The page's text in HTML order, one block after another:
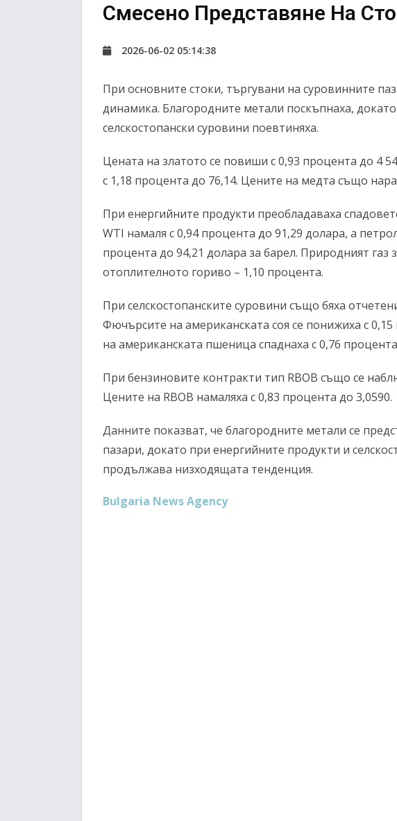
Смесено Представяне На
2026-06-02 05:14:38
При основните стоки, търгувани на суровинните
динамика. Благородните метали поскъпнаха,
селскостопански суровини поевтиняха.
Цената на златото се повиши с 0,93 процента до 4
с 1,18 процента до 76,14. Цените на медта също
При енергийните продукти преобладаваха
WTI намаля с 0,94 процента до 91,29 долара, а
процента до 94,21 долара за барел. Природният газ
отоплителното гориво – 1,10 процента.
При селскостопанските суровини също бяха
Фючърсите на американската соя се понижиха с
на американската пшеница спаднаха с 0,76
При бензиновите контракти тип RBOB също се
Цените на RBOB намаляха с 0,83 процента до 3,0590.
Данните показват, че благородните метали се
пазари, докато при енергийните продукти и
продължава низходящата тенденция.
Bulgaria News Agency